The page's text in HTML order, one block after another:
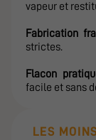
vapeur et
Fabrication
strictes.
Flacon
facile et sans
LES MOINS